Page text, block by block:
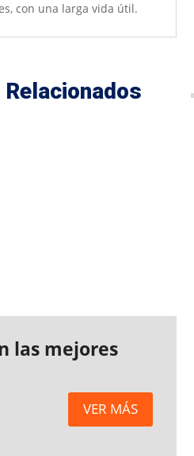
con una larga vida útil.
las mejores
VER MÁS